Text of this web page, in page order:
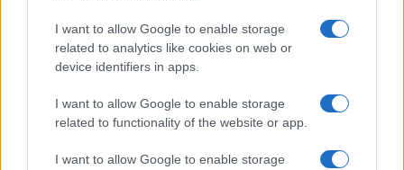
I want to allow Google to enable storage
related to analytics like cookies on web or
device identifiers in apps.
I want to allow Google to enable storage
related to functionality of the website or app.
I want to allow Google to enable storage
Progetto innovativo per il calcio giovanile ad Orvieto: le tre
società coinvolte
Gianni Infantino e il ritiro del piano FFE: cosa è successo e
cosa cambia
Juventus Women inizia a Biella